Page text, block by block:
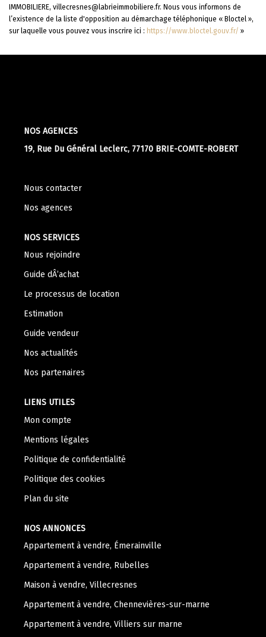
IMMOBILIERE, villecresnes@labrieimmobiliere.fr. Nous vous informons de
l’existence de la liste d'opposition au démarchage téléphonique « Bloctel »,
sur laquelle vous pouvez vous inscrire ici : https://www.bloctel.gouv.fr/ »
NOS AGENCES
19, Rue Du Général Leclerc, 77170 BRIE-COMTE-ROBERT
Nous contacter
Nos agences
NOS SERVICES
Nous rejoindre
Guide dÂ’achat
Le processus de location
Estimation
Guide vendeur
Nos actualités
Nos partenaires
LIENS UTILES
Mon compte
Mentions légales
Politique de confidentialité
Politique des cookies
Plan du site
NOS ANNONCES
Appartement à vendre, Émerainville
Appartement à vendre, Rubelles
Maison à vendre, Villecresnes
Appartement à vendre, Chennevières-sur-marne
Appartement à vendre, Villiers sur marne